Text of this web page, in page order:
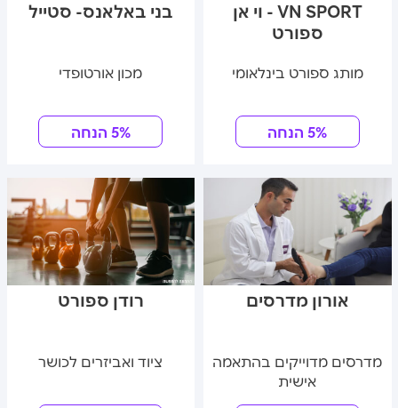
בני באלאנס- סטייל
מכון אורטופדי
5% הנחה
VN SPORT - וי אן
ספורט
מותג ספורט בינלאומי
5% הנחה
רודן ספורט
ציוד ואביזרים לכושר
אורון מדרסים
מדרסים מדוייקים בהתאמה
אישית